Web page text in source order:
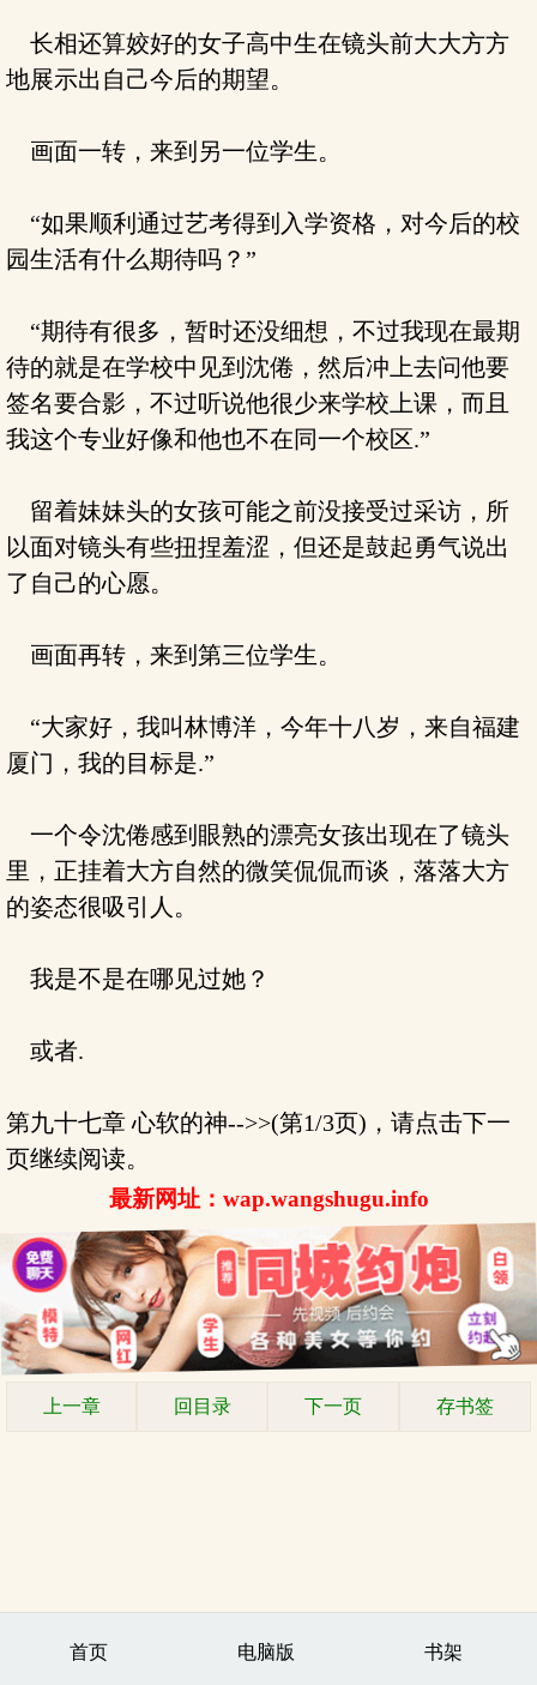
长相还算姣好的女子高中生在镜头前大大方方
地展示出自己今后的期望。
画面一转，来到另一位学生。
“如果顺利通过艺考得到入学资格，对今后的校
园生活有什么期待吗？”
“期待有很多，暂时还没细想，不过我现在最期
待的就是在学校中见到沈倦，然后冲上去问他要
签名要合影，不过听说他很少来学校上课，而且
我这个专业好像和他也不在同一个校区.”
留着妹妹头的女孩可能之前没接受过采访，所
以面对镜头有些扭捏羞涩，但还是鼓起勇气说出
了自己的心愿。
画面再转，来到第三位学生。
“大家好，我叫林博洋，今年十八岁，来自福建
厦门，我的目标是.”
一个令沈倦感到眼熟的漂亮女孩出现在了镜头
里，正挂着大方自然的微笑侃侃而谈，落落大方
的姿态很吸引人。
我是不是在哪见过她？
或者.
第九十七章 心软的神-->>(第1/3页)，请点击下一
页继续阅读。
最新网址：wap.wangshugu.info
上一章 回目录 下一页 存书签
首页 电脑版 书架